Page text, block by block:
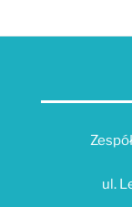
ul.